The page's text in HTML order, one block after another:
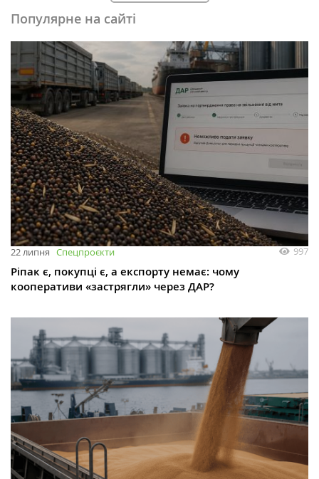
Популярне на сайті
22 липня Спецпроєкти 997
Ріпак є, покупці є, а експорту немає: чому
кооперативи «застрягли» через ДАР?